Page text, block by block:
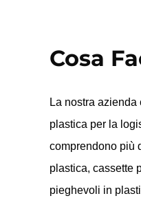
Cosa
La nostra
plastica per la
comprendono più
plastica, cassette
pieghevoli in